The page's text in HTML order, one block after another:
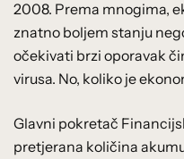
2008. Prema mnogima,
znatno boljem stanju
očekivati brzi oporavak
virusa. No, koliko je
Glavni pokretač
pretjerana količina